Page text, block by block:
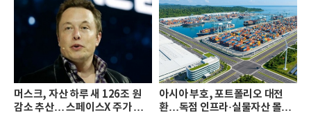
머스크, 자산 하루 새 126조 원
감소 추산… 스페이스X 주가 하
아시아 부호, 포트폴리오 대전
환…독점 인프라·실물자산 몰린